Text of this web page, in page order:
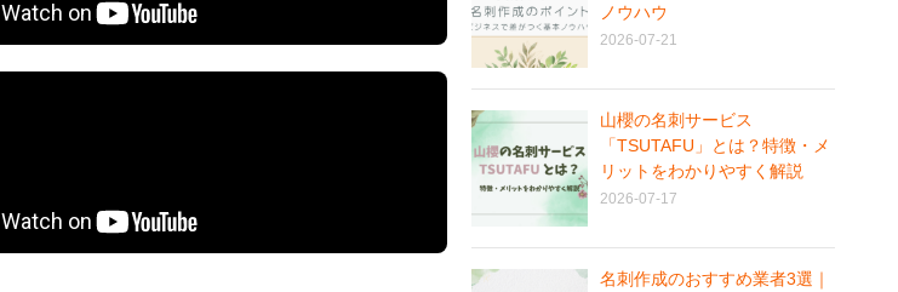
ノウハウ
2026-07-21
山櫻の名刺サービス
「TSUTAFU」とは？特徴・メ
リットをわかりやすく解説
2026-07-17
名刺作成のおすすめ業者3選｜